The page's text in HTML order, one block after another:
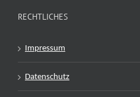
RECHTLICHES
Impressum
Datenschutz